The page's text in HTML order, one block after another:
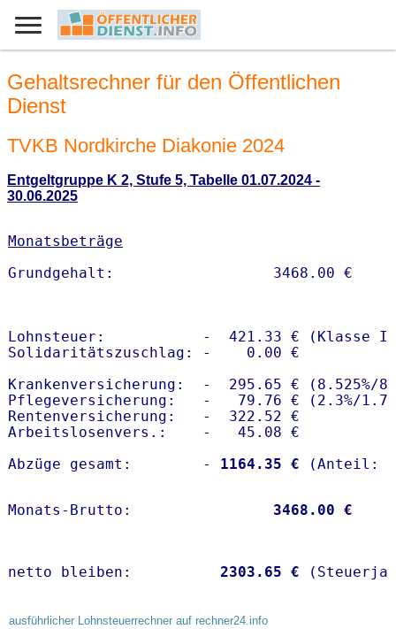
Gehaltsrechner für den Öffentlichen
Dienst
TVKB Nordkirche Diakonie 2024
Entgeltgruppe K 2, Stufe 5, Tabelle 01.07.2024 -
30.06.2025
Monatsbeträge
Lohnsteuer:           -  421.33 € (Klasse I)
Solidaritätszuschlag: -    0.00 €
Krankenversicherung:  -  295.65 € (8.525%/
Pflegeversicherung:   -   79.76 € (2.3%/
Rentenversicherung:   -  322.52 €
Arbeitslosenvers.:    -   45.08 €
Abzüge gesamt:        -
1164.35 €
Monats-Brutto: 3468.00 €
netto bleiben: 2303.65 €
ausführlicher Lohnsteuerrechner auf rechner24.info